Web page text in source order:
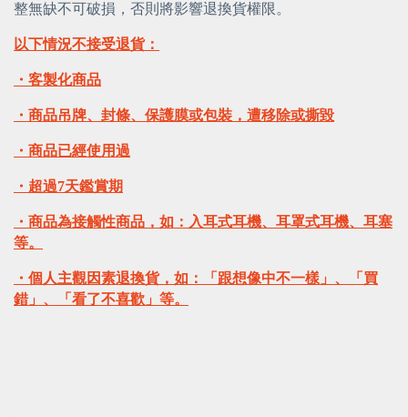
整無缺不可破損，否則將影響退換貨權限。
以下情況不接受退貨：
・客製化商品
・商品吊牌、封條、保護膜或包裝，遭移除或撕毀
・商品已經使用過
・超過7天鑑賞期
・商品為接觸性商品，如：入耳式耳機、耳罩式耳機、耳塞
等。
・個人主觀因素退換貨，如：「跟想像中不一樣」、「買
錯」、「看了不喜歡」等。